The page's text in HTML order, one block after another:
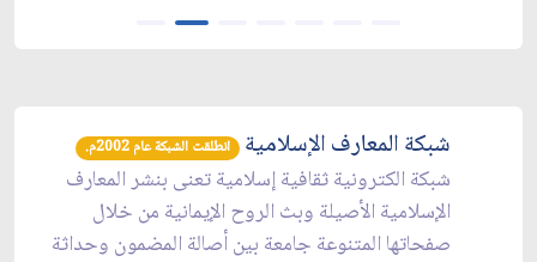
شبكة المعارف الإسلامية انطلقت الشبكة عام 2002م.
شبكة الكترونية ثقافية إسلامية تعنى بنشر المعارف
الإسلامية الأصيلة وبث الروح الإيمانية من خلال
صفحاتها المتنوعة جامعة بين أصالة المضمون وحداثة